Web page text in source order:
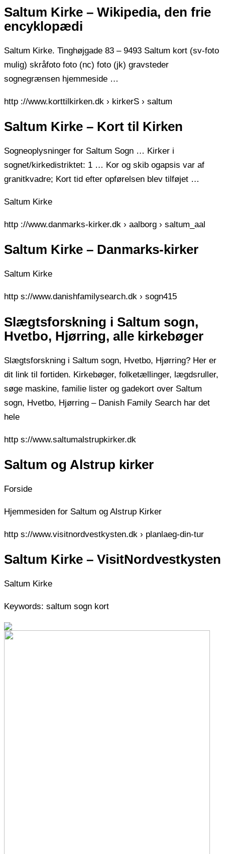
Saltum Kirke – Wikipedia, den frie
encyklopædi
Saltum Kirke. Tinghøjgade 83 – 9493 Saltum kort (sv-foto
mulig) skråfoto foto (nc) foto (jk) gravsteder
sognegrænsen hjemmeside …
http ://www.korttilkirken.dk › kirkerS › saltum
Saltum Kirke – Kort til Kirken
Sogneoplysninger for Saltum Sogn … Kirker i
sognet/kirkedistriktet: 1 … Kor og skib ogapsis var af
granitkvadre; Kort tid efter opførelsen blev tilføjet …
Saltum Kirke
http ://www.danmarks-kirker.dk › aalborg › saltum_aal
Saltum Kirke – Danmarks-kirker
Saltum Kirke
http s://www.danishfamilysearch.dk › sogn415
Slægtsforskning i Saltum sogn,
Hvetbo, Hjørring, alle kirkebøger
Slægtsforskning i Saltum sogn, Hvetbo, Hjørring? Her er
dit link til fortiden. Kirkebøger, folketællinger, lægdsruller,
søge maskine, familie lister og gadekort over Saltum
sogn, Hvetbo, Hjørring – Danish Family Search har det
hele
http s://www.saltumalstrupkirker.dk
Saltum og Alstrup kirker
Forside
Hjemmesiden for Saltum og Alstrup Kirker
http s://www.visitnordvestkysten.dk › planlaeg-din-tur
Saltum Kirke – VisitNordvestkysten
Saltum Kirke
Keywords: saltum sogn kort